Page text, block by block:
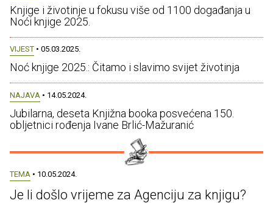
Knjige i životinje u fokusu više od 1100 događanja u
Noći knjige 2025.
VIJEST • 05.03.2025.
Noć knjige 2025.: Čitamo i slavimo svijet životinja
NAJAVA • 14.05.2024.
Jubilarna, deseta Knjižna booka posvećena 150.
obljetnici rođenja Ivane Brlić-Mažuranić
TEMA • 10.05.2024.
Je li došlo vrijeme za Agenciju za knjigu?